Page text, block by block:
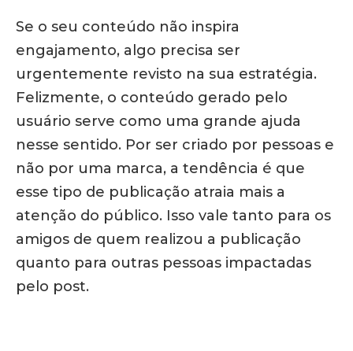
Se o seu conteúdo não inspira
engajamento, algo precisa ser
urgentemente revisto na sua estratégia.
Felizmente, o conteúdo gerado pelo
usuário serve como uma grande ajuda
nesse sentido. Por ser criado por pessoas e
não por uma marca, a tendência é que
esse tipo de publicação atraia mais a
atenção do público. Isso vale tanto para os
amigos de quem realizou a publicação
quanto para outras pessoas impactadas
pelo post.